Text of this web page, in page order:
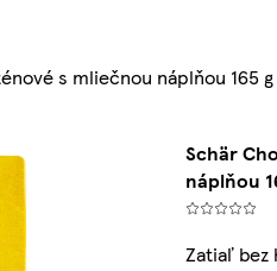
s mliečnou náplňou 165 g
Schär
náplňou
Zatiaľ bez